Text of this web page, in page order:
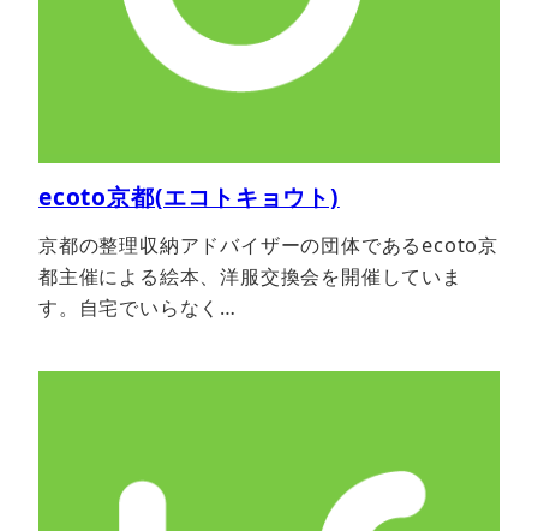
ecoto京都(エコトキョウト)
京都の整理収納アドバイザーの団体であるecoto京
都主催による絵本、洋服交換会を開催していま
す。自宅でいらなく…